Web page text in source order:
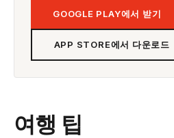
GOOGLE PLAY에서 받기
APP STORE에서 다운로드
여행 팁